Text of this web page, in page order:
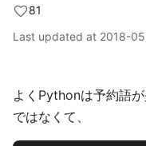
81
Last updated at 2018-
よくPythonは予約語
ではなくて、